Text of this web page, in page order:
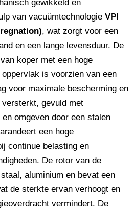
gewikkeld en
van vacuümtechnologie VPI
, wat zorgt voor een
en een lange levensduur. De
koper met een hoge
is voorzien van een
voor maximale bescherming en
gevuld met
omgeven door een stalen
een hoge
continue belasting en
De rotor van de
aluminium en bevat een
de sterkte ervan verhoogt en
vermindert. De